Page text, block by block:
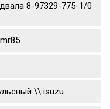
8-97329-775-1/0
\\ isuzu